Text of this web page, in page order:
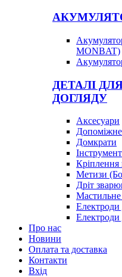
MONBAT)
ДЕТАЛІ
ДОГЛЯДУ
Аксесуари
Домкрати
Інструмент
Кріплення
Метизи
Дріт
Мастильне
Електроди
Електроди
Про нас
Новини
Оплата та доставка
Контакти
Вхiд